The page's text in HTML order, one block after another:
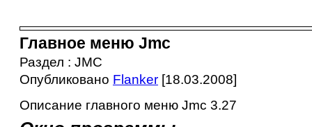
Главное меню Jmc
Раздел : JMC
Опубликовано Flanker [18.03.2008]
Описание главного меню Jmc 3.27